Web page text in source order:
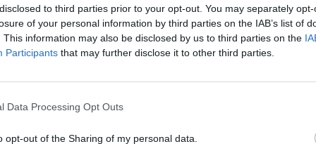
to third parties prior to your opt-out. You may separately
of your personal information by third parties on the IAB’s list of
This information may also be disclosed by us to third parties on the
Participants that may further disclose it to other third parties.
Data Processing Opt Outs
opt-out of the Sharing of my personal data.
atradimais
kad aklas pasitikėjimas – ne visada gerai. Pats per
Manau, kad jie nepadarys kiaulystės, bet kartais ima ir
galėjo būti praradimų metai. Bet!..– intriga pasakojimą